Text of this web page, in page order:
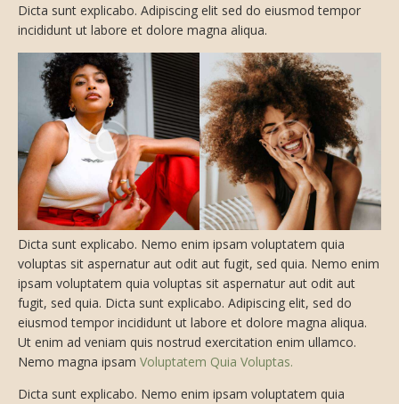
Dicta sunt explicabo. Adipiscing elit sed do eiusmod tempor
incididunt ut labore et dolore magna aliqua.
Dicta sunt explicabo. Nemo enim ipsam voluptatem quia
voluptas sit aspernatur aut odit aut fugit, sed quia. Nemo enim
ipsam voluptatem quia voluptas sit aspernatur aut odit aut
fugit, sed quia. Dicta sunt explicabo. Adipiscing elit, sed do
eiusmod tempor incididunt ut labore et dolore magna aliqua.
Ut enim ad veniam quis nostrud exercitation enim ullamco.
Nemo magna ipsam Voluptatem Quia Voluptas.
Dicta sunt explicabo. Nemo enim ipsam voluptatem quia